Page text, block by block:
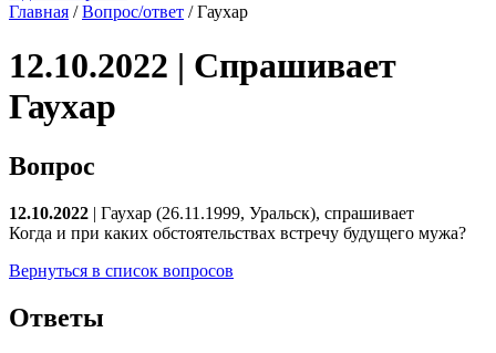
Главная /Вопрос/ответ / Гаухар
12.10.2022 | Спрашивает
Гаухар
Вопрос
12.10.2022 | Гаухар (26.11.1999, Уральск), спрашивает
Когда и при каких обстоятельствах встречу будущего мужа?
Вернуться в список вопросов
Ответы